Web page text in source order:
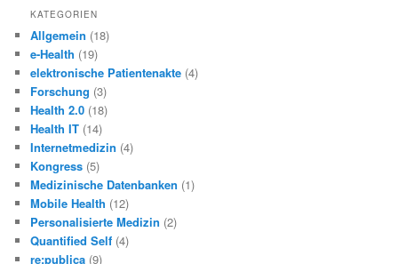
KATEGORIEN
Allgemein (18)
e-Health (19)
elektronische Patientenakte (4)
Forschung (3)
Health 2.0 (18)
Health IT (14)
Internetmedizin (4)
Kongress (5)
Medizinische Datenbanken (1)
Mobile Health (12)
Personalisierte Medizin (2)
Quantified Self (4)
re:publica (9)